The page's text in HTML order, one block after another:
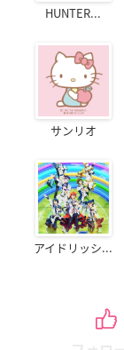
HUNTER...
サンリオ
アイドリッシ...